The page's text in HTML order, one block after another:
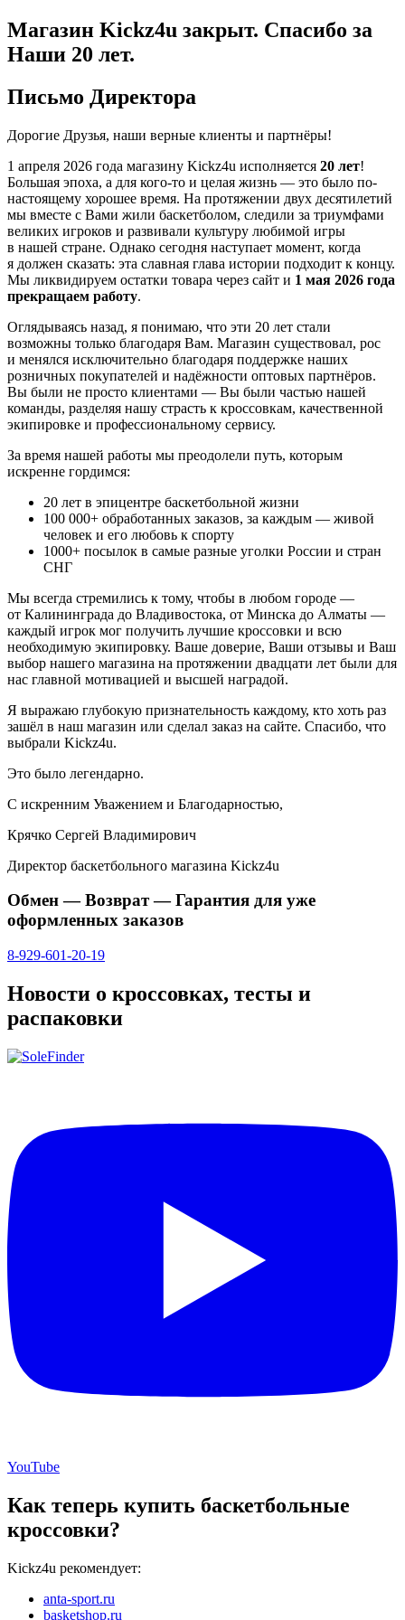
Магазин Kickz4u закрыт. Спасибо за
Наши 20 лет.
Письмо Директора
Дорогие Друзья, наши верные клиенты и партнёры!
1 апреля 2026 года магазину Kickz4u исполняется 20 лет!
Большая эпоха, а для кого-то и целая жизнь — это было по-
настоящему хорошее время. На протяжении двух десятилетий
мы вместе с Вами жили баскетболом, следили за триумфами
великих игроков и развивали культуру любимой игры
в нашей стране. Однако сегодня наступает момент, когда
я должен сказать: эта славная глава истории подходит к концу.
Мы ликвидируем остатки товара через сайт и 1 мая 2026 года
прекращаем работу.
Оглядываясь назад, я понимаю, что эти 20 лет стали
возможны только благодаря Вам. Магазин существовал, рос
и менялся исключительно благодаря поддержке наших
розничных покупателей и надёжности оптовых партнёров.
Вы были не просто клиентами — Вы были частью нашей
команды, разделяя нашу страсть к кроссовкам, качественной
экипировке и профессиональному сервису.
За время нашей работы мы преодолели путь, которым
искренне гордимся:
20 лет в эпицентре баскетбольной жизни
100 000+ обработанных заказов, за каждым — живой
человек и его любовь к спорту
1000+ посылок в самые разные уголки России и стран
СНГ
Мы всегда стремились к тому, чтобы в любом городе —
от Калининграда до Владивостока, от Минска до Алматы —
каждый игрок мог получить лучшие кроссовки и всю
необходимую экипировку. Ваше доверие, Ваши отзывы и Ваш
выбор нашего магазина на протяжении двадцати лет были для
нас главной мотивацией и высшей наградой.
Я выражаю глубокую признательность каждому, кто хоть раз
зашёл в наш магазин или сделал заказ на сайте. Спасибо, что
выбрали Kickz4u.
Это было легендарно.
С искренним Уважением и Благодарностью,
Крячко Сергей Владимирович
Директор баскетбольного магазина Kickz4u
Обмен — Возврат — Гарантия для уже
оформленных заказов
8-929-601-20-19
Новости о кроссовках, тесты и
распаковки
YouTube
Как теперь купить баскетбольные
кроссовки?
Kickz4u рекомендует:
anta-sport.ru
basketshop.ru